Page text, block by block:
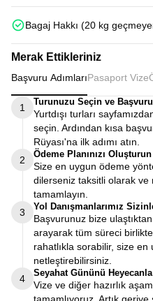
Bagaj Hakkı (20 kg
Merak Ettikleriniz
Başvuru AdımlarıPasaport Vize
1
Turunuzu Seçin ve
Yurtdışı turları
seçin. Ardından kısa
Rüyası'na ilk adımı atın.
2
Ödeme Planınızı Oluşturun
Size en uygun ödeme
dilerseniz taksitli olarak
tamamlayın.
3
Yol Danışmanlarımız
Başvurunuz bize
arayarak tüm süreci
rahatlıkla sorabilir, size en
netleştirebilirsiniz.
4
Seyahat Gününü
Vize ve diğer hazırlık